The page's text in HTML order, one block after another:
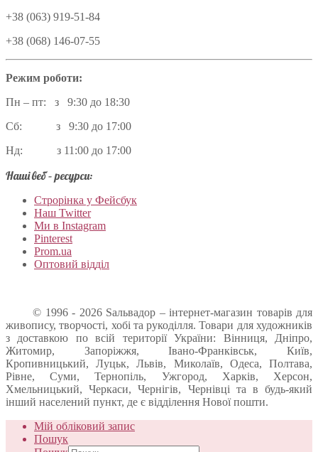
+38 (063) 919-51-84
+38 (068) 146-07-55
Режим роботи:
Пн – пт: з 9:30 до 18:30
Сб: з 9:30 до 17:00
Нд: з 11:00 до 17:00
Наші веб – ресурси:
Строрінка у Фейсбук
Наш Twitter
Ми в Instagram
Pinterest
Prom.ua
Оптовий відділ
© 1996 - 2026 Sальвадор – інтернет-магазин товарів для
живопису, творчості, хобі та рукоділля. Товари для художників
з доставкою по всій території України: Вінниця, Дніпро,
Житомир, Запоріжжя, Івано-Франківськ, Київ,
Кропивницький, Луцьк, Львів, Миколаїв, Одеса, Полтава,
Рівне, Суми, Тернопіль, Ужгород, Харків, Херсон,
Хмельницький, Черкаси, Чернігів, Чернівці та в будь-який
інший населений пункт, де є відділення Нової пошти.
Мій обліковий запис
Пошук